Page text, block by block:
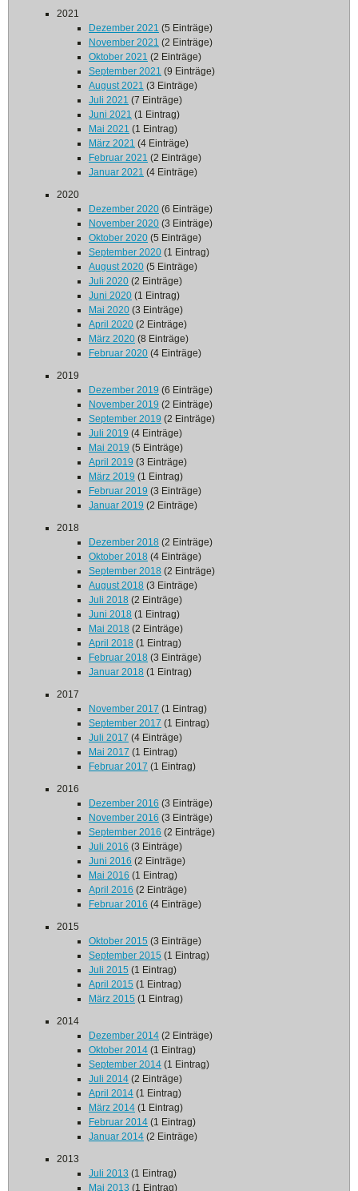
2021
Dezember 2021 (5 Einträge)
November 2021 (2 Einträge)
Oktober 2021 (2 Einträge)
September 2021 (9 Einträge)
August 2021 (3 Einträge)
Juli 2021 (7 Einträge)
Juni 2021 (1 Eintrag)
Mai 2021 (1 Eintrag)
März 2021 (4 Einträge)
Februar 2021 (2 Einträge)
Januar 2021 (4 Einträge)
2020
Dezember 2020 (6 Einträge)
November 2020 (3 Einträge)
Oktober 2020 (5 Einträge)
September 2020 (1 Eintrag)
August 2020 (5 Einträge)
Juli 2020 (2 Einträge)
Juni 2020 (1 Eintrag)
Mai 2020 (3 Einträge)
April 2020 (2 Einträge)
März 2020 (8 Einträge)
Februar 2020 (4 Einträge)
2019
Dezember 2019 (6 Einträge)
November 2019 (2 Einträge)
September 2019 (2 Einträge)
Juli 2019 (4 Einträge)
Mai 2019 (5 Einträge)
April 2019 (3 Einträge)
März 2019 (1 Eintrag)
Februar 2019 (3 Einträge)
Januar 2019 (2 Einträge)
2018
Dezember 2018 (2 Einträge)
Oktober 2018 (4 Einträge)
September 2018 (2 Einträge)
August 2018 (3 Einträge)
Juli 2018 (2 Einträge)
Juni 2018 (1 Eintrag)
Mai 2018 (2 Einträge)
April 2018 (1 Eintrag)
Februar 2018 (3 Einträge)
Januar 2018 (1 Eintrag)
2017
November 2017 (1 Eintrag)
September 2017 (1 Eintrag)
Juli 2017 (4 Einträge)
Mai 2017 (1 Eintrag)
Februar 2017 (1 Eintrag)
2016
Dezember 2016 (3 Einträge)
November 2016 (3 Einträge)
September 2016 (2 Einträge)
Juli 2016 (3 Einträge)
Juni 2016 (2 Einträge)
Mai 2016 (1 Eintrag)
April 2016 (2 Einträge)
Februar 2016 (4 Einträge)
2015
Oktober 2015 (3 Einträge)
September 2015 (1 Eintrag)
Juli 2015 (1 Eintrag)
April 2015 (1 Eintrag)
März 2015 (1 Eintrag)
2014
Dezember 2014 (2 Einträge)
Oktober 2014 (1 Eintrag)
September 2014 (1 Eintrag)
Juli 2014 (2 Einträge)
April 2014 (1 Eintrag)
März 2014 (1 Eintrag)
Februar 2014 (1 Eintrag)
Januar 2014 (2 Einträge)
2013
Juli 2013 (1 Eintrag)
Mai 2013 (1 Eintrag)